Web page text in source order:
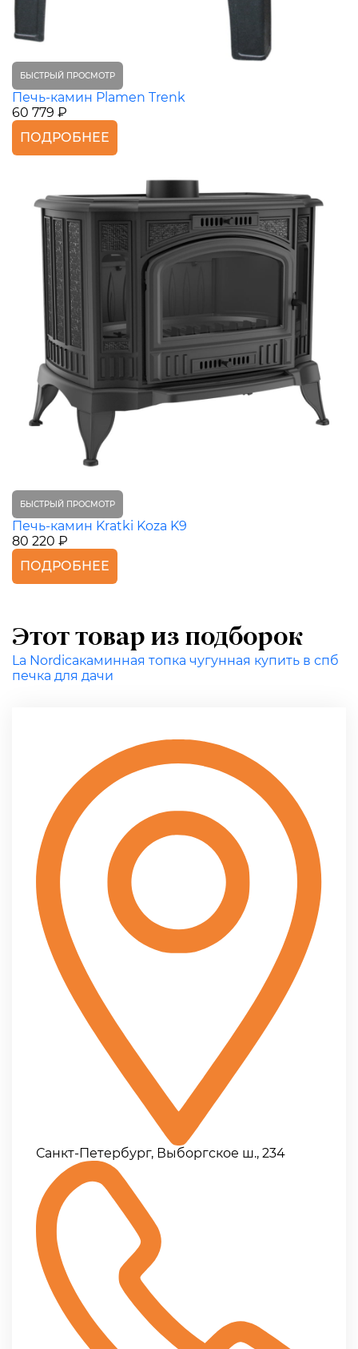
БЫСТРЫЙ ПРОСМОТР
Печь-камин Plamen Trenk
60 779 ₽
ПОДРОБНЕЕ
БЫСТРЫЙ ПРОСМОТР
Печь-камин Kratki Koza K9
80 220 ₽
ПОДРОБНЕЕ
Этот товар из подборок
La Nordicaкаминная топка чугунная купить в спб
печка для дачи
Санкт-Петербург, Выборгское ш., 234